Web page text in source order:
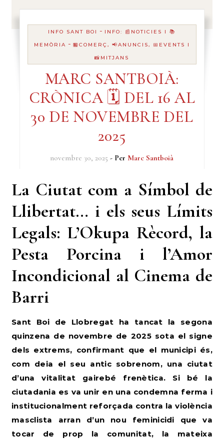
INFO SANT BOI - INFO: 📰NOTICIES I 📚
MEMÒRIA - 🏪COMERÇ, 📢ANUNCIS, 📅EVENTS I
📸MITJANS
MARC SANTBOIÀ:
CRÒNICA 🗓️ DEL 16 AL
30 DE NOVEMBRE DEL
2025
novembre 30, 2025 - Per Marc Santboià
La Ciutat com a Símbol de
Llibertat… i els seus Límits
Legals: L’Okupa Rècord, la
Pesta Porcina i l’Amor
Incondicional al Cinema de
Barri
Sant Boi de Llobregat ha tancat la segona
quinzena de novembre de 2025 sota el signe
dels extrems, confirmant que el municipi és,
com deia el seu antic sobrenom, una ciutat
d’una vitalitat gairebé frenètica. Si bé la
ciutadania es va unir en una condemna ferma i
institucionalment reforçada contra la violència
masclista arran d’un nou feminicidi que va
tocar de prop la comunitat, la mateixa